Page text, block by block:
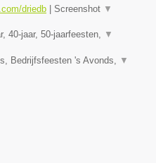
driedb Screenshot ▼
40-jaar, 50-jaarfeesten, ▼
Bedrijfsfeesten 's Avonds, ▼